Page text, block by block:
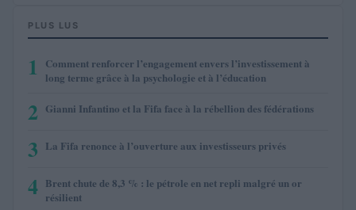
PLUS LUS
1
Comment renforcer l’engagement envers l’investissement à
long terme grâce à la psychologie et à l’éducation
2 Gianni Infantino et la Fifa face à la rébellion des fédérations
3 La Fifa renonce à l’ouverture aux investisseurs privés
4 Brent chute de 8,3 % : le pétrole en net repli malgré un or
résilient